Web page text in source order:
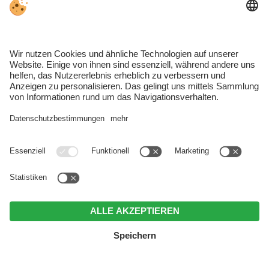
2 getrennte Bäder mit Handtüchern und
Föhn, davon eines mit WC und Bidet
Separater Arbeitsbereich (teilweise
abtrennbar)
Bike Ladestation
Kostenloses High Speed WLAN